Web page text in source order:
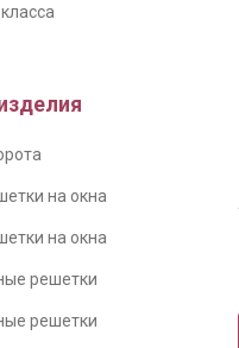
на окна
на окна
решетки
решетки